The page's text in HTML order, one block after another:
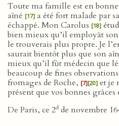
Toute ma famille est en
aîné [17] a été fort malade par
échappé. Mon Carolus [18]
bien mieux qu’il employât
le trouverais plus propre. Je
saurait bientôt plus que son
mieux qu’il fût médecin que
beaucoup de fines
fromages de Roche, [7][20] et je
présent que vos bonnes grâces
De Paris, ce 2d de novembre